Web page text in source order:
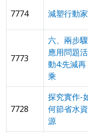
7774 減塑行動家
7773
六、兩步驟
應用問題活
動4:先減再
乘
7728
探究實作-
何節省水資
源